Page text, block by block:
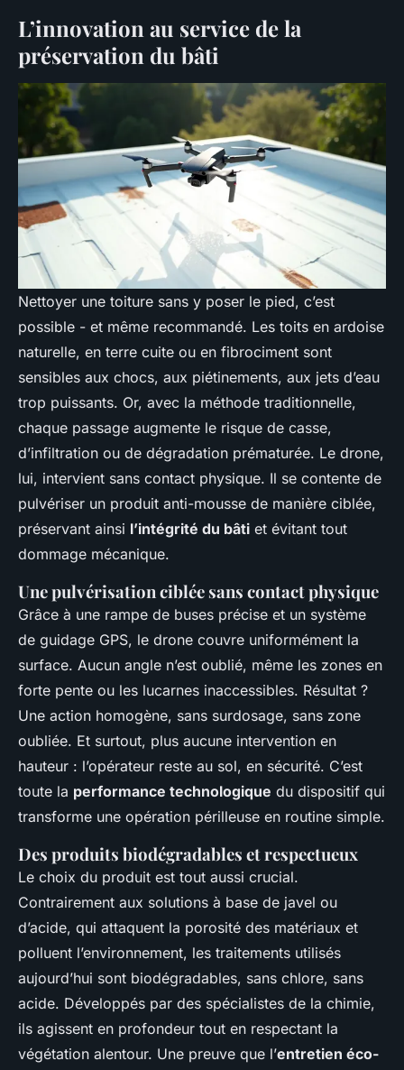
L’innovation au service de la
préservation du bâti
Nettoyer une toiture sans y poser le pied, c’est
possible - et même recommandé. Les toits en ardoise
naturelle, en terre cuite ou en fibrociment sont
sensibles aux chocs, aux piétinements, aux jets d’eau
trop puissants. Or, avec la méthode traditionnelle,
chaque passage augmente le risque de casse,
d’infiltration ou de dégradation prématurée. Le drone,
lui, intervient sans contact physique. Il se contente de
pulvériser un produit anti-mousse de manière ciblée,
préservant ainsi l’intégrité du bâti et évitant tout
dommage mécanique.
Une pulvérisation ciblée sans contact physique
Grâce à une rampe de buses précise et un système
de guidage GPS, le drone couvre uniformément la
surface. Aucun angle n’est oublié, même les zones en
forte pente ou les lucarnes inaccessibles. Résultat ?
Une action homogène, sans surdosage, sans zone
oubliée. Et surtout, plus aucune intervention en
hauteur : l’opérateur reste au sol, en sécurité. C’est
toute la performance technologique du dispositif qui
transforme une opération périlleuse en routine simple.
Des produits biodégradables et respectueux
Le choix du produit est tout aussi crucial.
Contrairement aux solutions à base de javel ou
d’acide, qui attaquent la porosité des matériaux et
polluent l’environnement, les traitements utilisés
aujourd’hui sont biodégradables, sans chlore, sans
acide. Développés par des spécialistes de la chimie,
ils agissent en profondeur tout en respectant la
végétation alentour. Une preuve que l’entretien éco-